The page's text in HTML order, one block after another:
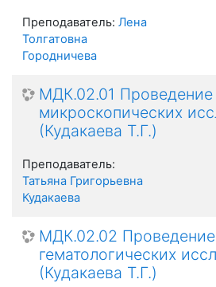
Преподаватель: Лена
Толгатовна
Городничева
МДК.02.01
микроскопических
(Кудакаева Т.Г.)
Преподаватель:
Татьяна Григорьевна
Кудакаева
МДК.02.02 Проведение
гематологических
(Кудакаева Т.Г.)